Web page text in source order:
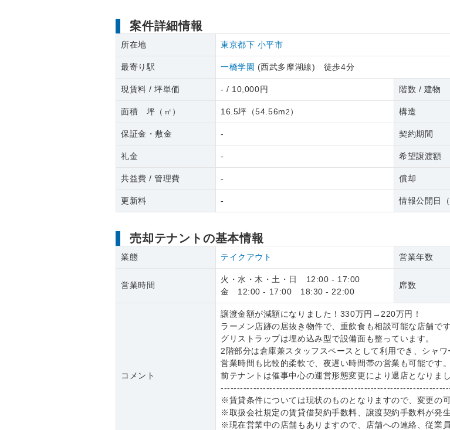
案件詳細情報
所在地 東京都下 小平市
最寄り駅 一橋学園 (西武多摩湖線) 徒歩4分
現賃料 / 坪単価 - / 10,000円 階数 / 建物
面積 坪（㎡） 16.5坪 （54.56m2 ） 構造
保証金・敷金 - 契約期間
礼金 - 希望譲渡額
共益費 / 管理費 - 償却
更新料 - 情報公開日（
売却テナントの基本情報
業態 テイクアウト 営業年数
営業時間
火・水・木・土・日 12:00 - 17:00
金 12:00 - 17:00 18:30 - 22:00
席数
コメント
譲渡金額が減額になりました！330万円→220万円！
ラーメン店跡の居抜き物件で、重飲食も相談可能な店舗です
グリストラップは埋め込み型で設備面も整っています。
2階部分は倉庫兼スタッフスペースとして利用でき、シャワ
営業時間も比較的柔軟で、夜遅い時間帯の営業も可能です。
前テナントは催事中心の運営形態変更により退店となりまし
※賃貸条件については現状のものとなりますので、変更の
※取扱会社規定の賃貸借契約手数料、譲渡契約手数料が発生
※現在営業中の店舗もありますので、店舗への連絡、従業